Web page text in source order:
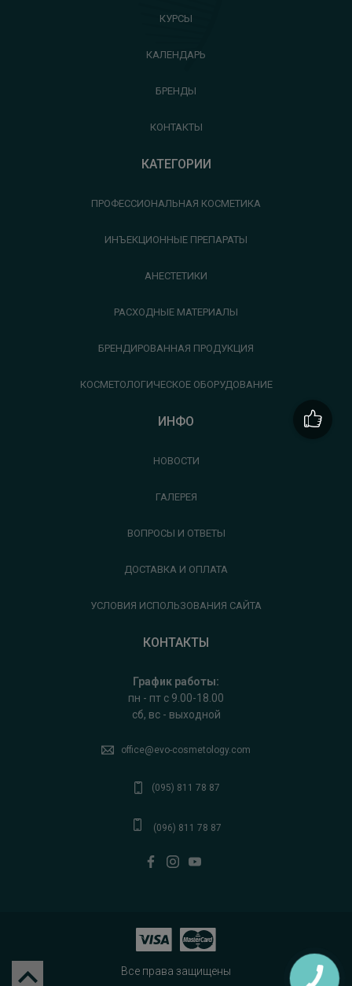
КУРСЫ
КАЛЕНДАРЬ
БРЕНДЫ
КОНТАКТЫ
КАТЕГОРИИ
ПРОФЕССИОНАЛЬНАЯ КОСМЕТИКА
ИНЪЕКЦИОННЫЕ ПРЕПАРАТЫ
АНЕСТЕТИКИ
РАСХОДНЫЕ МАТЕРИАЛЫ
БРЕНДИРОВАННАЯ ПРОДУКЦИЯ
КОСМЕТОЛОГИЧЕСКОЕ ОБОРУДОВАНИЕ
ИНФО
НОВОСТИ
ГАЛЕРЕЯ
ВОПРОСЫ И ОТВЕТЫ
ДОСТАВКА И ОПЛАТА
УСЛОВИЯ ИСПОЛЬЗОВАНИЯ САЙТА
КОНТАКТЫ
График работы:
пн - пт с 9.00-18.00
сб, вс - выходной
office@evo-cosmetology.com
(095) 811 78 87
(096) 811 78 87
Все права защищены